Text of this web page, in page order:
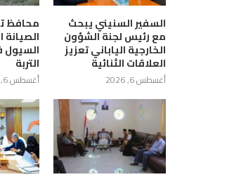
السفير السنيني يبحث
مع رئيس لجنة الشؤون
الخارجية الياباني تعزيز
العلاقات الثنائية
أغسطس 6, 2026
محافظ
الصيانة
السيول
التربة
أغسطس 6, 2026